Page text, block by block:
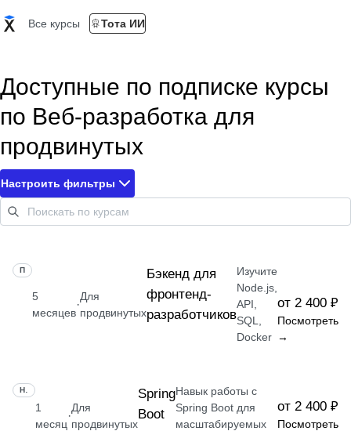
Все курсы Тота ИИ
Доступные по подписке курсы
по Веб-разработка для
продвинутых
Настроить фильтры
ПРОФЕССИЯ
5
месяцев
·
Для
продвинутых
Бэкенд для
фронтенд-
разработчиков
Изучите
Node.js,
API,
SQL,
Docker
от 2 400 ₽
Посмотреть
→
1
месяц
·
Для
продвинутых
Spring
Boot
Навык работы с
Spring Boot для
масштабируемых
от 2 400 ₽
Посмотреть